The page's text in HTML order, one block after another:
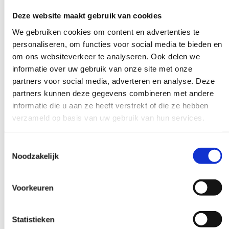
Deze website maakt gebruik van cookies
We gebruiken cookies om content en advertenties te
personaliseren, om functies voor social media te bieden en
om ons websiteverkeer te analyseren. Ook delen we
informatie over uw gebruik van onze site met onze
partners voor social media, adverteren en analyse. Deze
partners kunnen deze gegevens combineren met andere
informatie die u aan ze heeft verstrekt of die ze hebben
verzameld op basis van uw gebruik van hun services.
Noodzakelijk
Voorkeuren
Statistieken
Sta je het opnemen wel toe, dan is het verstandig om vooraf
duidelijk te maken wat je voorwaarden zijn. Je kunt aangeven
dat de opname alleen bedoeld is voor eigen gebruik en niet mag
worden gedeeld of gepubliceerd. Juridisch hoeft de patiënt hier
niets voor te ondertekenen, maar een korte schriftelijke
bevestiging kan wel helpen om misverstanden achteraf te
voorkomen.
Soms is het best begrijpelijk dat een patiënt of client
geluidopnames wil maken zodat deze achteraf rustig kan
gedeeld/besproken.
noodsituatie en er wordt gefilmd of